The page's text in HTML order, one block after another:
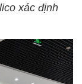
xác định